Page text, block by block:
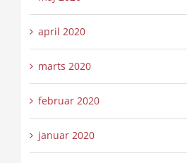
april 2020
marts 2020
februar 2020
januar 2020